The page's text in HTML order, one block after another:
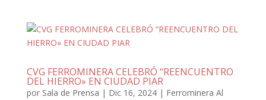
CVG FERROMINERA CELEBRÓ “REENCUENTRO
DEL HIERRO» EN CIUDAD PIAR
por Sala de Prensa | Dic 16, 2024| Ferrominera Al